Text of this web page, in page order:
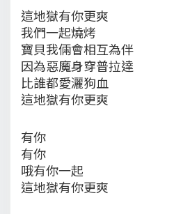
這地獄有你更爽
我們一起燒烤
寶貝我倆會相互為伴
因為惡魔身穿普拉達
比誰都愛灑狗血
這地獄有你更爽
有你
有你
哦有你一起
這地獄有你更爽